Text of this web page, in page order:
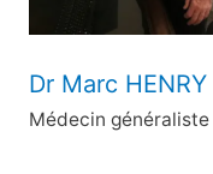
Dr Marc HENRY
Médecin généraliste